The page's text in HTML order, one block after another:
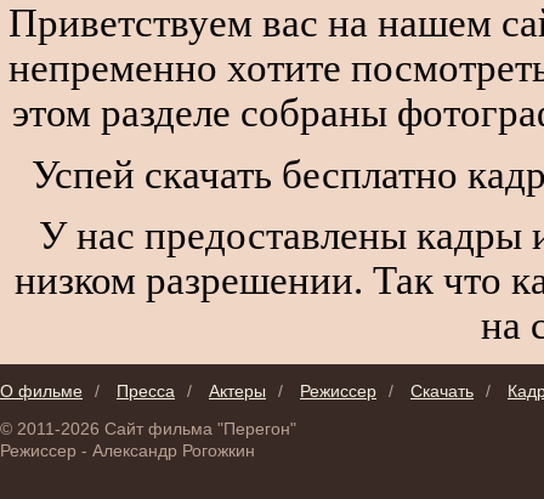
Приветствуем вас на нашем
непременно хотите
этом разделе собраны
Успей скачать бесплатно
У нас предоставлены кадры
низком разрешении. Так что
на
О фильме / Пресса / Актеры / Режиссер / Скачать /
© 2011-2026 Сайт фильма "Перегон"
Режиссер - Александр Рогожкин